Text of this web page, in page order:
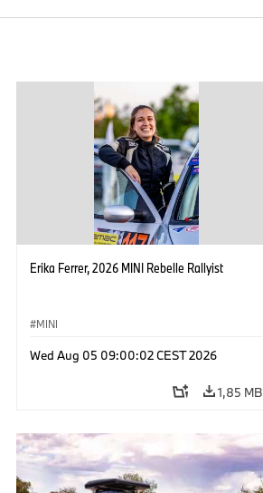
Erika Ferrer, 2026 MINI Rebelle Rallyist
MINI
Wed Aug 05 09:00:02 CEST 2026
1,85 MB